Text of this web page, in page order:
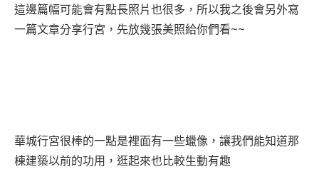
這邊篇幅可能會有點長照片也很多，所以我之後會另外寫
一篇文章分享行宮，先放幾張美照給你們看~~
華城行宮很棒的一點是裡面有一些蠟像，讓我們能知道那
棟建築以前的功用，逛起來也比較生動有趣